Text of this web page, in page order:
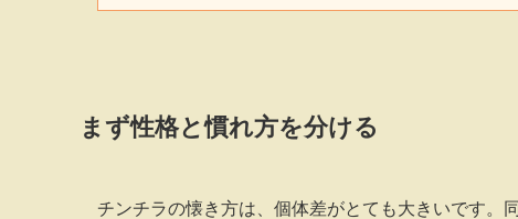
まず性格と慣れ方を分ける
チンチラの懐き方は、個体差がとても大きいです。